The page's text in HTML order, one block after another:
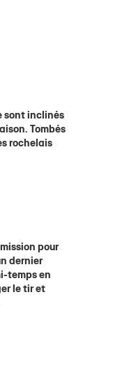
sont inclinés
Tombés
rochelais
pour
dernier
temps en
le tir et